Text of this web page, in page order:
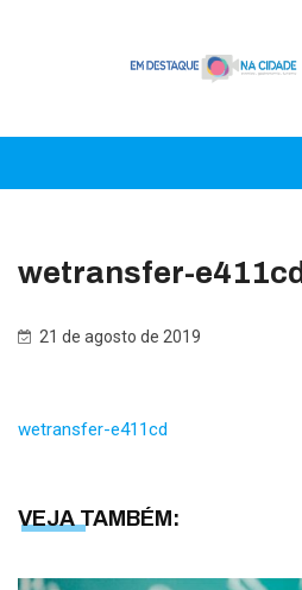
wetransfer-e411cd
21 de agosto de 2019
wetransfer-e411cd
VEJA TAMBÉM: